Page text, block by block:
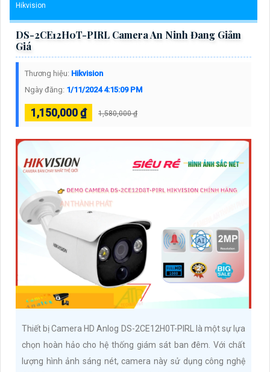
Hikvision
DS-2CE12H0T-PIRL Camera An Ninh Đang Giảm
Giá
Thương hiệu: Hikvision
Ngày đăng: 1/11/2024 4:15:09 PM
1,150,000 ₫ 1,580,000 ₫
Thiết bị Camera HD Anlog DS-2CE12H0T-PIRL là một sự lựa
chọn hoàn hảo cho hệ thống giám sát ban đêm. Với chất
lượng hình ảnh sáng nét, camera này sử dụng công nghệ